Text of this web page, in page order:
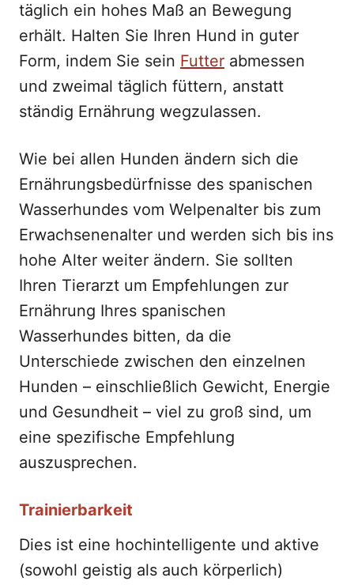
täglich ein hohes Maß an Bewegung
erhält. Halten Sie Ihren Hund in guter
Form, indem Sie sein Futter abmessen
und zweimal täglich füttern, anstatt
ständig Ernährung wegzulassen.
Wie bei allen Hunden ändern sich die
Ernährungsbedürfnisse des spanischen
Wasserhundes vom Welpenalter bis zum
Erwachsenenalter und werden sich bis ins
hohe Alter weiter ändern. Sie sollten
Ihren Tierarzt um Empfehlungen zur
Ernährung Ihres spanischen
Wasserhundes bitten, da die
Unterschiede zwischen den einzelnen
Hunden – einschließlich Gewicht, Energie
und Gesundheit – viel zu groß sind, um
eine spezifische Empfehlung
auszusprechen.
Trainierbarkeit
Dies ist eine hochintelligente und aktive
(sowohl geistig als auch körperlich)